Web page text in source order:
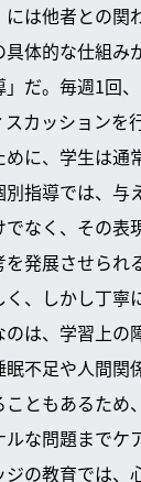
は他者との関
具体的な仕組み
だ。毎週1回
カッションを
に、学生は通
指導では、与
なく、その表
発展させられ
、しかし丁寧
のは、学習上の
不足や人間関
ともあるため
ルな問題までケ
の教育では、